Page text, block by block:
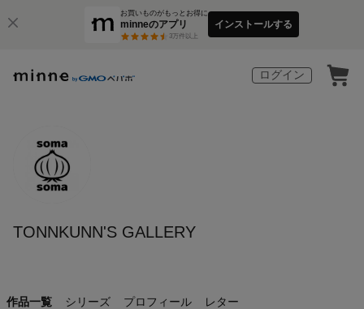
お買いものがもっとお得に
minneのアプリ
3万件以上
インストールする
ログイン
TONNKUNN'S GALLERY
作品一覧 シリーズ プロフィール レター